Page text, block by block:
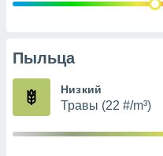
Пыльца
Низкий
Травы (22 #/m³)